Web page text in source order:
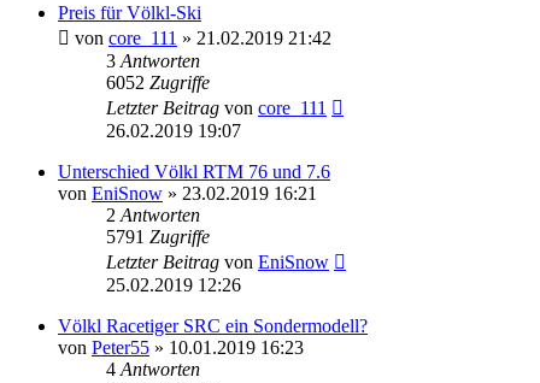
Preis für Völkl-Ski
von core_111 » 21.02.2019 21:42
3 Antworten
6052 Zugriffe
Letzter Beitrag von core_111
26.02.2019 19:07
Unterschied Völkl RTM 76 und 7.6
von EniSnow » 23.02.2019 16:21
2 Antworten
5791 Zugriffe
Letzter Beitrag von EniSnow
25.02.2019 12:26
Völkl Racetiger SRC ein Sondermodell?
von Peter55 » 10.01.2019 16:23
4 Antworten